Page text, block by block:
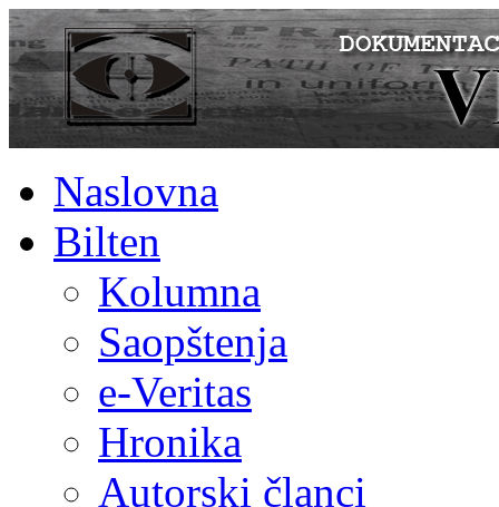
Naslovna
Bilten
Kolumna
Saopštenja
e-Veritas
Hronika
Autorski članci